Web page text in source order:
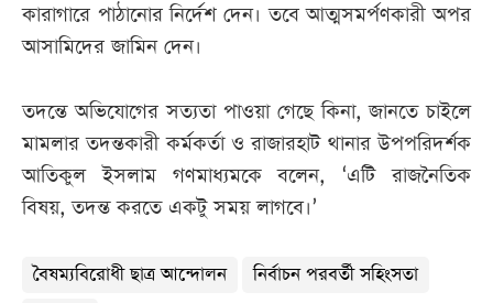
কারাগারে পাঠানোর নির্দেশ দেন। তবে আত্মসমর্পণকারী অপর
আসামিদের জামিন দেন।
তদন্তে অভিযোগের সত্যতা পাওয়া গেছে কিনা, জানতে চাইলে
মামলার তদন্তকারী কর্মকর্তা ও রাজারহাট থানার উপপরিদর্শক
আতিকুল ইসলাম গণমাধ্যমকে বলেন, ‘এটি রাজনৈতিক
বিষয়, তদন্ত করতে একটু সময় লাগবে।’
বৈষম্যবিরোধী ছাত্র আন্দোলন
নির্বাচন পরবর্তী সহিংসতা